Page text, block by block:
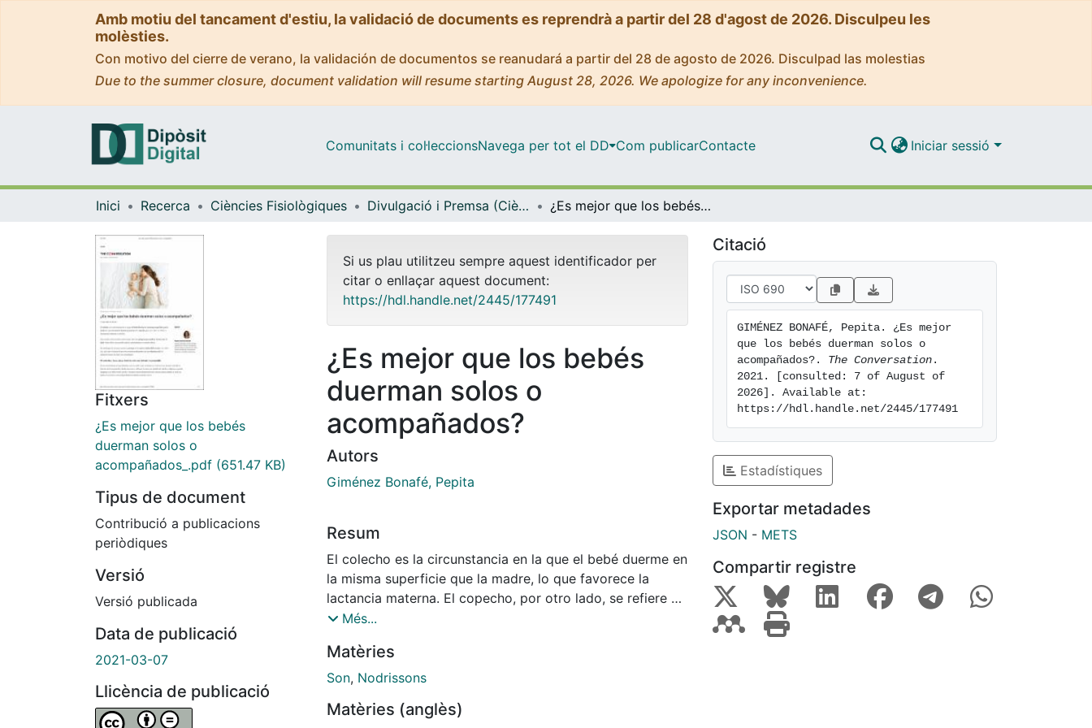
Amb motiu del tancament d'estiu, la validació de documents es reprendrà a partir del 28 d'agost de 2026. Disculpeu les
molèsties.
Con motivo del cierre de verano, la validación de documentos se reanudará a partir del 28 de agosto de 2026. Disculpad las molestias
Due to the summer closure, document validation will resume starting August 28, 2026. We apologize for any inconvenience.
Comunitats i col·leccionsNavega per tot el DD Com publicarContacte Iniciar sessió
Inici Recerca Ciències Fisiològiques Divulgació i Premsa (Ciències Fisiològiques) ¿Es mejor que los bebés duerman solos o acompañados?
Fitxers
¿Es mejor que los bebés
duerman solos o
acompañados_.pdf (651.47 KB)
Tipus de document
Contribució a publicacions
periòdiques
Versió
Versió publicada
Data de publicació
2021-03-07
Llicència de publicació
Si us plau utilitzeu sempre aquest identificador per
citar o enllaçar aquest document:
https://hdl.handle.net/2445/177491
¿Es mejor que los bebés
duerman solos o
acompañados?
Autors
Giménez Bonafé, Pepita
Resum
El colecho es la circunstancia en la que el bebé duerme en
la misma superficie que la madre, lo que favorece la
lactancia materna. El copecho, por otro lado, se refiere a
amamantar durante el colecho.
que conlleva dormir con el bebé. Entre ellos, una posible
asfixia, aplastamiento o muerte súbita.
Més...
Matèries
Son, Nodrissons
Matèries (anglès)
Citació
GIMÉNEZ BONAFÉ, Pepita. ¿Es mejor
que los bebés duerman solos o
acompañados?. The Conversation .
2021. [consulted: 7 of August of
2026]. Available at:
https://hdl.handle.net/2445/177491
Estadístiques
Exportar metadades
JSON - METS
Compartir registre